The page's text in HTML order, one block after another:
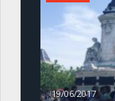
19/06/2017